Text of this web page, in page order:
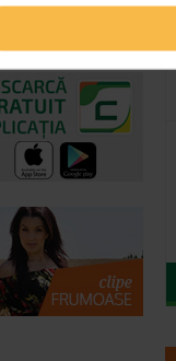
Toate farmaciile